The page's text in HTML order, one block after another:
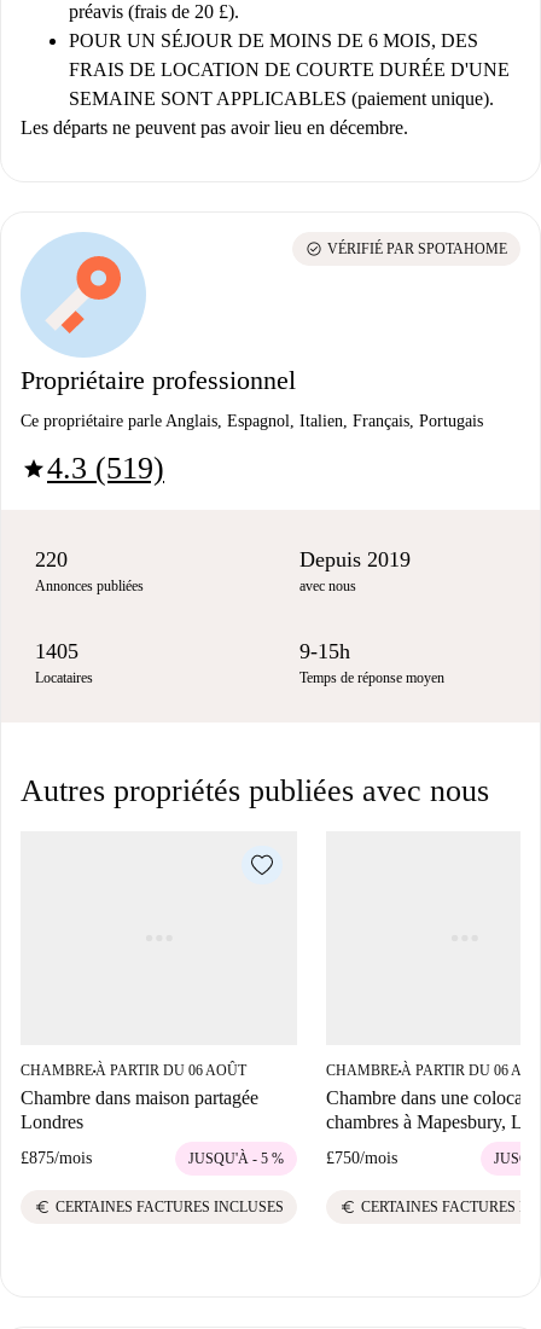
préavis (frais de 20 £).
POUR UN SÉJOUR DE MOINS DE 6 MOIS, DES
FRAIS DE LOCATION DE COURTE DURÉE D'UNE
SEMAINE SONT APPLICABLES (paiement unique).
Les départs ne peuvent pas avoir lieu en décembre.
Propriétaire professionnel
Ce propriétaire parle Anglais, Espagnol, Italien, Français, Portugais
star4.3 (519)
check_circle VÉRIFIÉ PAR SPOTAHOME
220
Annonces publiées
Depuis 2019
avec nous
1405
Locataires
9-15h
Temps de réponse moyen
Autres propriétés publiées avec nous
CHAMBRE■À PARTIR DU 06 AOÛT
Chambre dans maison partagée
Londres
£875/mois JUSQU'À - 5 %
euro CERTAINES FACTURES INCLUSES
CHAMBRE■À PARTIR DU 06
Chambre dans une
chambres à Mapesbury,
£750/mois
euro CERTAINES FACTURES